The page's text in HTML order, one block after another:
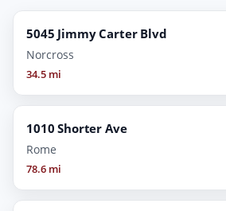
5045 Jimmy Carter Blvd
Norcross
34.5 mi
1010 Shorter Ave
Rome
78.6 mi